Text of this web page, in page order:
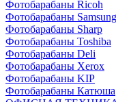
Фотобарабаны Ricoh
Фотобарабаны Samsung
Фотобарабаны Sharp
Фотобарабаны Toshiba
Фотобарабаны Deli
Фотобарабаны Xerox
Фотобарабаны KIP
Фотобарабаны Катюша